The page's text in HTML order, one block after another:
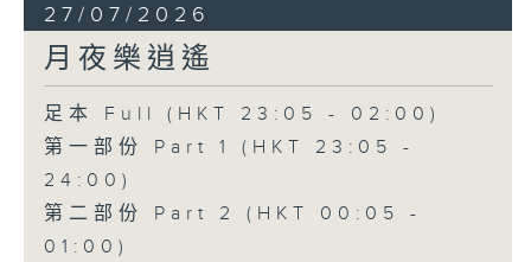
27/07/2026
月夜樂逍遙
足本 Full (HKT 23:05 - 02:00)
第一部份 Part 1 (HKT 23:05 -
24:00)
第二部份 Part 2 (HKT 00:05 -
01:00)